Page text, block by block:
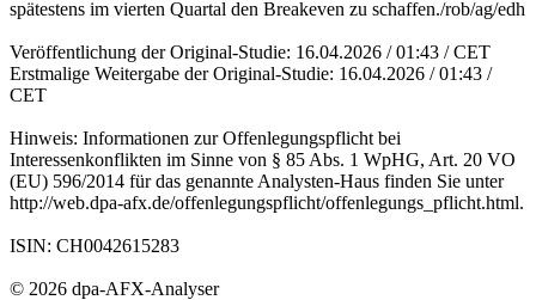
spätestens im vierten Quartal den Breakeven zu schaffen./rob/ag/edh
Veröffentlichung der Original-Studie: 16.04.2026 / 01:43 / CET
Erstmalige Weitergabe der Original-Studie: 16.04.2026 / 01:43 /
CET
Hinweis: Informationen zur Offenlegungspflicht bei
Interessenkonflikten im Sinne von § 85 Abs. 1 WpHG, Art. 20 VO
(EU) 596/2014 für das genannte Analysten-Haus finden Sie unter
http://web.dpa-afx.de/offenlegungspflicht/offenlegungs_pflicht.html.
ISIN: CH0042615283
© 2026 dpa-AFX-Analyser